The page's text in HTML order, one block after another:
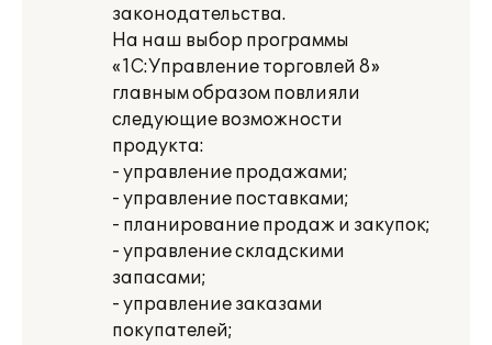
законодательства.
На наш выбор программы
«1С:Управление торговлей 8»
главным образом повлияли
следующие возможности
продукта:
- управление продажами;
- управление поставками;
- планирование продаж и закупок;
- управление складскими
запасами;
- управление заказами
покупателей;